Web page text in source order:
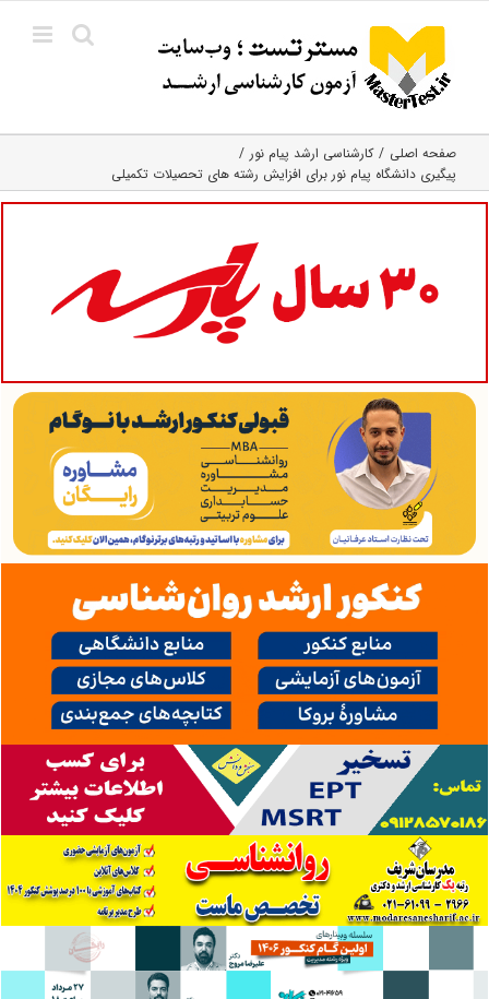
content
صفحه اصلی
کارشناسی ارشد پیام نور
پیگیری دانشگاه پیام نور برای افزایش رشته های تحصیلات تکمیلی